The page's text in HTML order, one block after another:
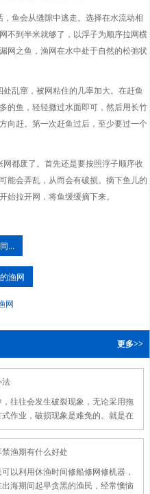
鱼会从缝隙中逃走。选择在水流动相
不到半米就够了，以浮子为顺序拉网横
网之鱼，渔网在水中处于自然的松弛状
乱窜，被网粘住的几率加大。在赶鱼
的鱼，轻轻撒过水面即可，然后用长竹
向赶。第一次赶鱼过后，至少要过一个
都废了。首先还是要按照浮子顺序收
能会弄乱，从而会有破损。摘下鱼儿的
始拉开网，将鱼缓缓摘下来。
...
渔网
网
更多>>
法
往往会发生破裂现象，无论采用拖
作业，破损现象是难免的。就是在
保管不当或被动物撤啄，同样会发
渔期有什么好处
以利用休渔时间修船修网修机器，
海期间起早贪黑的渔民，经常懊恼